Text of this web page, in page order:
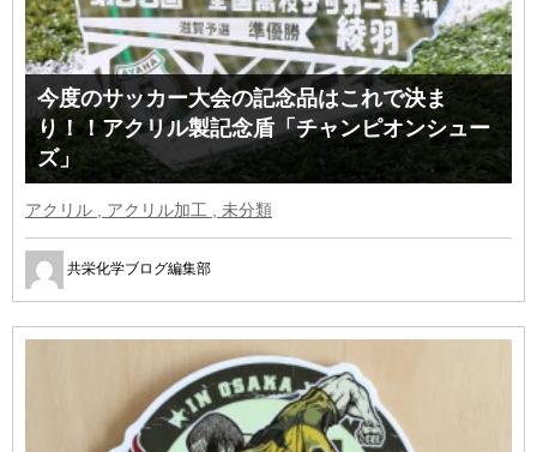
今度のサッカー大会の記念品はこれで決ま
り！！アクリル製記念盾「チャンピオンシュー
ズ」
アクリル , アクリル加工 , 未分類
共栄化学ブログ編集部